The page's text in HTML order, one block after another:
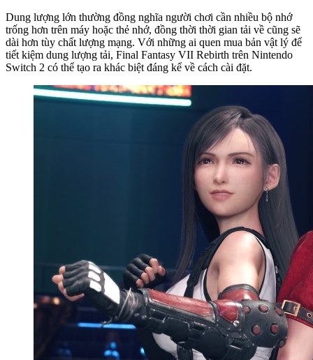
Dung lượng lớn thường đồng nghĩa người chơi cần nhiều bộ nhớ
trống hơn trên máy hoặc thẻ nhớ, đồng thời thời gian tải về cũng sẽ
dài hơn tùy chất lượng mạng. Với những ai quen mua bản vật lý để
tiết kiệm dung lượng tải, Final Fantasy VII Rebirth trên Nintendo
Switch 2 có thể tạo ra khác biệt đáng kể về cách cài đặt.